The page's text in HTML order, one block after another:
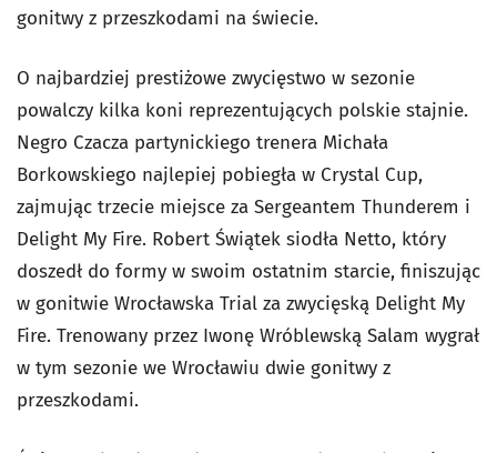
gonitwy z przeszkodami na świecie.
O najbardziej prestiżowe zwycięstwo w sezonie
powalczy kilka koni reprezentujących polskie stajnie.
Negro Czacza partynickiego trenera Michała
Borkowskiego najlepiej pobiegła w Crystal Cup,
zajmując trzecie miejsce za Sergeantem Thunderem i
Delight My Fire. Robert Świątek siodła Netto, który
doszedł do formy w swoim ostatnim starcie, finiszując
w gonitwie Wrocławska Trial za zwycięską Delight My
Fire. Trenowany przez Iwonę Wróblewską Salam wygrał
w tym sezonie we Wrocławiu dwie gonitwy z
przeszkodami.